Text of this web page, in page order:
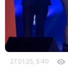
27.01.25, 5:40